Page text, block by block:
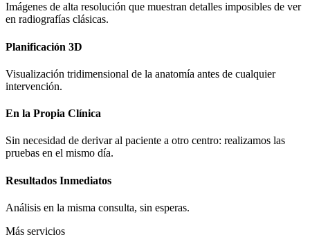
Imágenes de alta resolución que muestran detalles imposibles de ver
en radiografías clásicas.
Planificación 3D
Visualización tridimensional de la anatomía antes de cualquier
intervención.
En la Propia Clínica
Sin necesidad de derivar al paciente a otro centro: realizamos las
pruebas en el mismo día.
Resultados Inmediatos
Análisis en la misma consulta, sin esperas.
Más servicios